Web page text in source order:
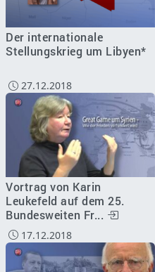
Der internationale
Stellungskrieg um Libyen*
27.12.2018
Vortrag von Karin
Leukefeld auf dem 25.
Bundesweiten Fr...
17.12.2018